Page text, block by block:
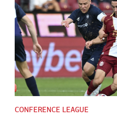
CONFERENCE LEAGUE